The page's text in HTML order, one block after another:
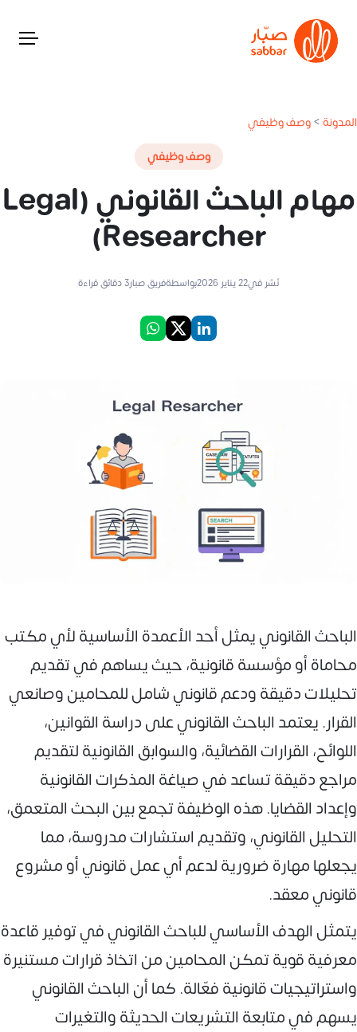
المدونة>وصف وظيفي
وصف وظيفي
مهام الباحث القانوني (Legal
Researcher)
نُشر في22 يناير 2026 بواسطةفريق صبار3دقائق قراءة
الباحث القانوني يمثل أحد الأعمدة الأساسية لأي مكتب
محاماة أو مؤسسة قانونية، حيث يساهم في تقديم
تحليلات دقيقة ودعم قانوني شامل للمحامين وصانعي
القرار. يعتمد الباحث القانوني على دراسة القوانين،
اللوائح، القرارات القضائية، والسوابق القانونية لتقديم
مراجع دقيقة تساعد في صياغة المذكرات القانونية
وإعداد القضايا. هذه الوظيفة تجمع بين البحث المتعمق،
التحليل القانوني، وتقديم استشارات مدروسة، مما
يجعلها مهارة ضرورية لدعم أي عمل قانوني أو مشروع
قانوني معقد.
يتمثل الهدف الأساسي للباحث القانوني في توفير قاعدة
معرفية قوية تمكن المحامين من اتخاذ قرارات مستنيرة
واستراتيجيات قانونية فعّالة. كما أن الباحث القانوني
يسهم في متابعة التشريعات الحديثة والتغيرات